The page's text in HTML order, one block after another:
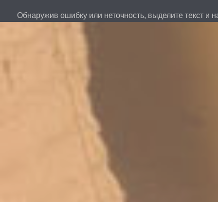
Обнаружив ошибку или неточность, выделите текст и